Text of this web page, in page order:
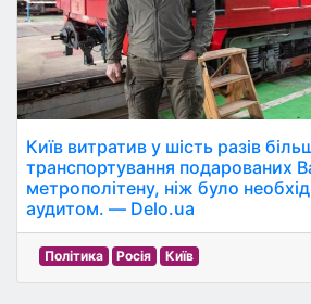
Київ витратив у шість разів
транспортування подарованих
метрополітену, ніж було
аудитом. — Delo.ua
Політика Росія Київ